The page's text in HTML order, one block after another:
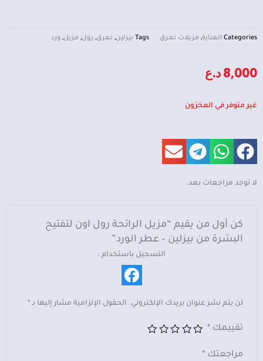
Categories العناية, مزيلات تعرق Tags بيزلين, تعرق, رول, مزيل, ورد
8,000د.ع
غير متوفر في المخزون
لا توجد مراجعات بعد.
كن أول من يقيم “مزيل الرائحة رول اون لتفتيح
البشرة من بيزلين – عطر الورد”
التسجيل باستخدام :
لن يتم نشر عنوان بريدك الإلكتروني. الحقول الإلزامية مشار إليها بـ*
تقييمك *
مراجعتك *